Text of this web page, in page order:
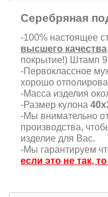
Серебряная
-100% настоящее
высшего качества
покрытие!) Штамп
-Первоклассное
хорошо
-Масса изделия
-Размер кулона
-Мы внимательно
производства,
изделие для Вас.
-Мы гарантируем
если это не так,